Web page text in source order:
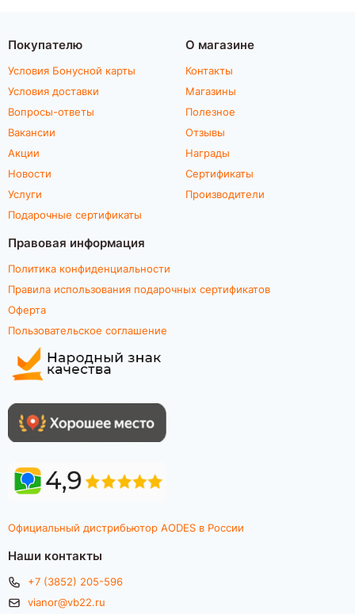
Покупателю
Условия Бонусной карты
Условия доставки
Вопросы-ответы
Вакансии
Акции
Новости
Услуги
Подарочные сертификаты
О магазине
Контакты
Магазины
Полезное
Отзывы
Награды
Сертификаты
Производители
Правовая информация
Политика конфиденциальности
Правила использования подарочных сертификатов
Оферта
Пользовательское соглашение
Официальный дистрибьютор AODES в России
Наши контакты
+7 (3852) 205-596
vianor@vb22.ru